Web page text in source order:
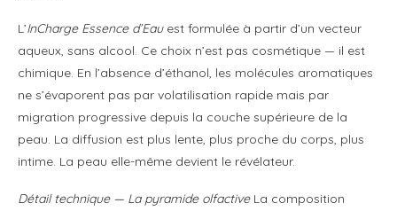
L’InCharge Essence d’Eauest formulée à partir d’un vecteur
aqueux, sans alcool. Ce choix n’est pas cosmétique — il est
chimique. En l’absence d’éthanol, les molécules aromatiques
ne s’évaporent pas par volatilisation rapide mais par
migration progressive depuis la couche supérieure de la
peau. La diffusion est plus lente, plus proche du corps, plus
intime. La peau elle-même devient le révélateur.
Détail technique — La pyramide olfactiveLa composition